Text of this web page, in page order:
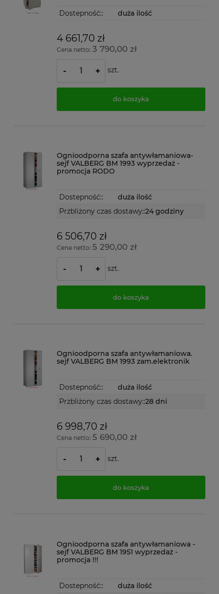
Dostepność:: duża ilość
4 661,70 zł
Cena netto:3 790,00 zł
- + szt.
do koszyka
Ognioodporna szafa antywłamaniowa-
sejf VALBERG BM 1993 wyprzedaż -
promocja RODO
Dostepność::
duża ilość
Przbliżony czas dostawy::24 godziny
6 506,70 zł
Cena netto:5 290,00 zł
- + szt.
do koszyka
Ognioodporna szafa antywłamaniowa.
sejf VALBERG BM 1993 zam.elektronik
Dostepność::
duża ilość
Przbliżony czas dostawy::28 dni
6 998,70 zł
Cena netto:5 690,00 zł
- + szt.
do koszyka
Ognioodporna szafa antywłamaniowa -
sejf VALBERG BM 1951 wyprzedaż -
promocja !!!
Dostepność::
duża ilość